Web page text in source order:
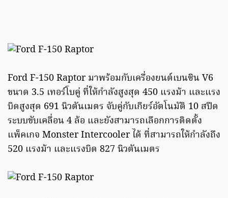
Ford F-150 Raptor มาพร้อมกับเครื่องยนต์เบนซิน V6
ขนาด 3.5 เทอร์โบคู่ ที่ให้กำลังสูงสุด 450 แรงม้า และแรง
บิดสูงสุด 691 นิวตันเมตร จับคู่กับเกียร์อัตโนมัติ 10 สปีด
ระบบขับเคลื่อน 4 ล้อ และยังสามารถเลือกการติดตั้ง
แพ็คเกจ Monster Intercooler ได้ ที่สามารถให้กำลังถึง
520 แรงม้า และแรงบิด 827 นิวตันเมตร